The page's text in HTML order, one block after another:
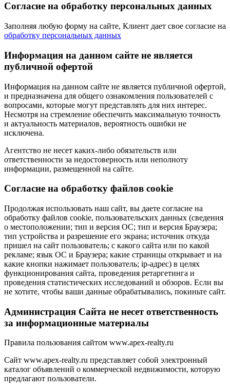
Согласие на обработку персональных данных
Заполняя любую форму на сайте, Клиент дает свое согласие на
обработку персональных данных
Информация на данном сайте не является
публичной офертой
Информация на данном сайте не является публичной офертой,
и предназначена для общего ознакомления пользователей с
вопросами, которые могут представлять для них интерес.
Несмотря на стремление обеспечить максимальную точность
и актуальность материалов, вероятность ошибки не
исключена.
Агентство не несет каких-либо обязательств или
ответственности за недостоверность или неполноту
информации, размещенной на сайте.
Cогласие на обработку файлов cookie
Продолжая использовать наш сайт, вы даете согласие на
обработку файлов cookie, пользовательских данных (сведения
о местоположении; тип и версия ОС; тип и версия Браузера;
тип устройства и разрешение его экрана; источник откуда
пришел на сайт пользователь; с какого сайта или по какой
рекламе; язык ОС и Браузера; какие страницы открывает и на
какие кнопки нажимает пользователь; ip-адрес) в целях
функционирования сайта, проведения ретаргетинга и
проведения статистических исследований и обзоров. Если вы
не хотите, чтобы ваши данные обрабатывались, покиньте сайт.
Администрация Сайта не несет ответственность
за информационные материалы
Правила пользования сайтом www.apex-realty.ru
Сайт www.apex-realty.ru представляет собой электронный
каталог объявлений о коммерческой недвижимости, которую
предлагают пользователи.